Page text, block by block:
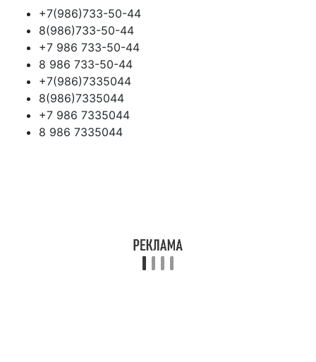
+7(986)733-50-44
8(986)733-50-44
+7 986 733-50-44
8 986 733-50-44
+7(986)7335044
8(986)7335044
+7 986 7335044
8 986 7335044